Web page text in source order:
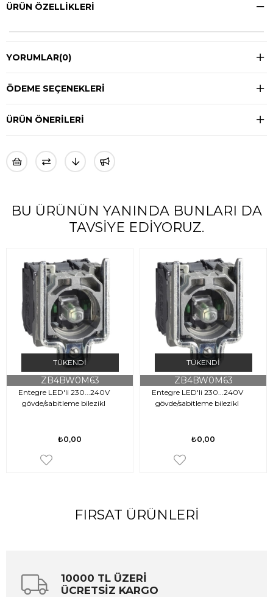
ÜRÜN ÖZELLIKLERI
YORUMLAR(0)
ÖDEME SEÇENEKLERI
ÜRÜN ÖNERILERI
BU ÜRÜNÜN YANINDA BUNLARI DA
TAVSIYE EDIYORUZ.
TÜKENDI
Entegre LED'li 230...240V
gövde/sabitleme bilezikl
ZB4BW0M63
₺0,00
TÜKENDI
Entegre LED'li 230...240V
gövde/sabitleme bilezikl
ZB4BW0M63
₺0,00
FIRSAT ÜRÜNLERI
10000 TL ÜZERİ
ÜCRETSİZ KARGO